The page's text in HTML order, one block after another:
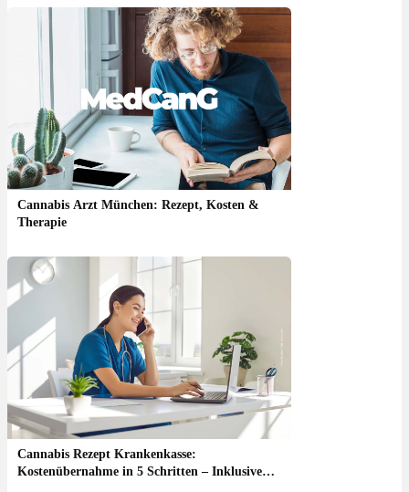
Cannabis Arzt München: Rezept, Kosten &
Therapie
Cannabis Rezept Krankenkasse:
Kostenübernahme in 5 Schritten – Inklusive